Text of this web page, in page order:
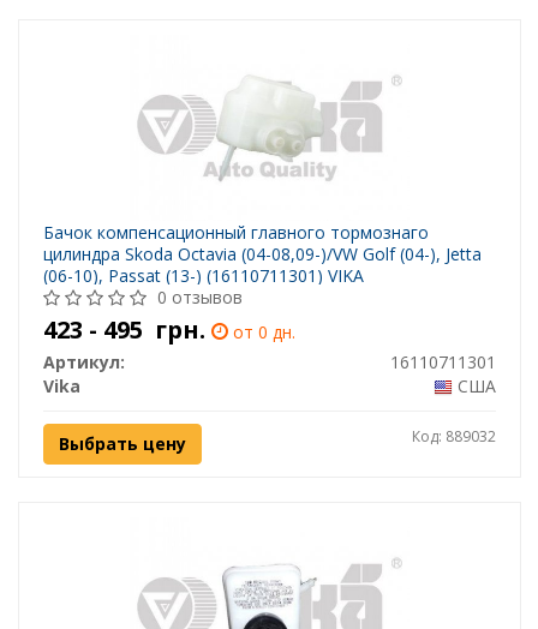
Бачок компенсационный главного тормознаго
цилиндра Skoda Octavia (04-08,09-)/VW Golf (04-), Jetta
(06-10), Passat (13-) (16110711301) VIKA
0 отзывов
423 - 495 грн.
от 0 дн.
Артикул:
16110711301
Vika
США
Выбрать цену Код: 889032